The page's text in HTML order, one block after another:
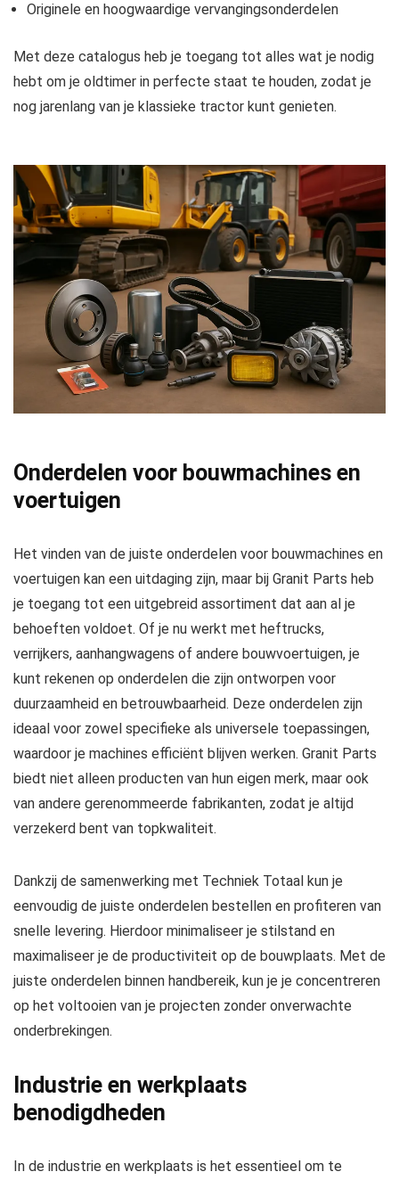
Originele en hoogwaardige vervangingsonderdelen
Met deze catalogus heb je toegang tot alles wat je nodig
hebt om je oldtimer in perfecte staat te houden, zodat je
nog jarenlang van je klassieke tractor kunt genieten.
Onderdelen voor bouwmachines en
voertuigen
Het vinden van de juiste onderdelen voor bouwmachines en
voertuigen kan een uitdaging zijn, maar bij Granit Parts heb
je toegang tot een uitgebreid assortiment dat aan al je
behoeften voldoet. Of je nu werkt met heftrucks,
verrijkers, aanhangwagens of andere bouwvoertuigen, je
kunt rekenen op onderdelen die zijn ontworpen voor
duurzaamheid en betrouwbaarheid. Deze onderdelen zijn
ideaal voor zowel specifieke als universele toepassingen,
waardoor je machines efficiënt blijven werken. Granit Parts
biedt niet alleen producten van hun eigen merk, maar ook
van andere gerenommeerde fabrikanten, zodat je altijd
verzekerd bent van topkwaliteit.
Dankzij de samenwerking met Techniek Totaal kun je
eenvoudig de juiste onderdelen bestellen en profiteren van
snelle levering. Hierdoor minimaliseer je stilstand en
maximaliseer je de productiviteit op de bouwplaats. Met de
juiste onderdelen binnen handbereik, kun je je concentreren
op het voltooien van je projecten zonder onverwachte
onderbrekingen.
Industrie en werkplaats
benodigdheden
In de industrie en werkplaats is het essentieel om te